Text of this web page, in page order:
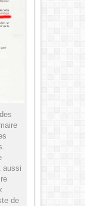
aussi
de